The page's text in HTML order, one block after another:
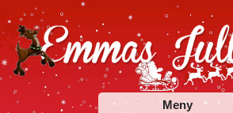
Skip
to
content
Emmas Julblogg
Julbloggar om julnyheter,
Meny